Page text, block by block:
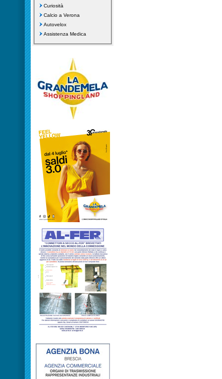
Curiosità
Calcio a Verona
Autovelox
Assistenza Medica